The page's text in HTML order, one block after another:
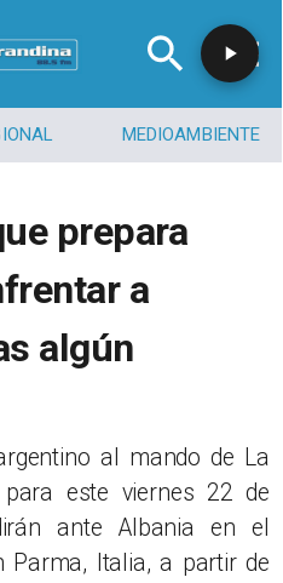
MEDIOAMBIENTE
prepara
a
algún
al mando de La
este viernes 22 de
ante Albania en el
Parma, Italia, a partir de